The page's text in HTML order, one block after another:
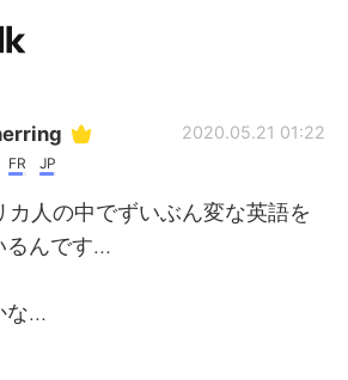
đổi ngôn ngữ
FR JP
2020.05.21 01:22
カ人の中でずいぶん変な英語を
るんです…
な…